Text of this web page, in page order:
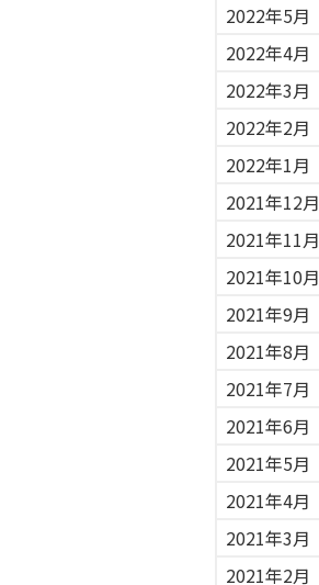
2022年5月
2022年4月
2022年3月
2022年2月
2022年1月
2021年12月
2021年11月
2021年10月
2021年9月
2021年8月
2021年7月
2021年6月
2021年5月
2021年4月
2021年3月
2021年2月